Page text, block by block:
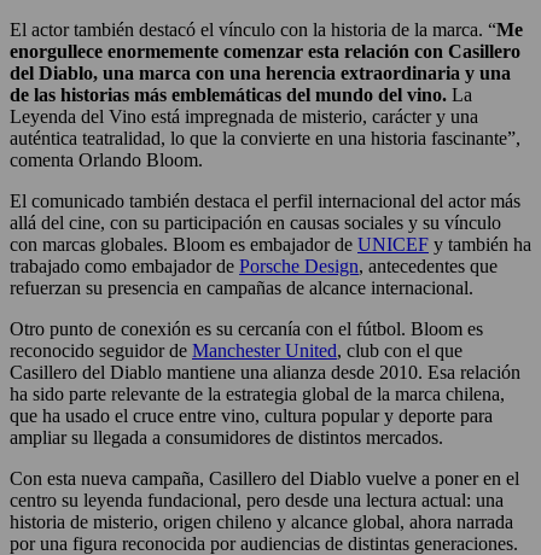
El actor también destacó el vínculo con la historia de la marca. “Me
enorgullece enormemente comenzar esta relación con Casillero
del Diablo, una marca con una herencia extraordinaria y una
de las historias más emblemáticas del mundo del vino. La
Leyenda del Vino está impregnada de misterio, carácter y una
auténtica teatralidad, lo que la convierte en una historia fascinante”,
comenta Orlando Bloom.
El comunicado también destaca el perfil internacional del actor más
allá del cine, con su participación en causas sociales y su vínculo
con marcas globales. Bloom es embajador de UNICEF y también ha
trabajado como embajador de Porsche Design, antecedentes que
refuerzan su presencia en campañas de alcance internacional.
Otro punto de conexión es su cercanía con el fútbol. Bloom es
reconocido seguidor de Manchester United, club con el que
Casillero del Diablo mantiene una alianza desde 2010. Esa relación
ha sido parte relevante de la estrategia global de la marca chilena,
que ha usado el cruce entre vino, cultura popular y deporte para
ampliar su llegada a consumidores de distintos mercados.
Con esta nueva campaña, Casillero del Diablo vuelve a poner en el
centro su leyenda fundacional, pero desde una lectura actual: una
historia de misterio, origen chileno y alcance global, ahora narrada
por una figura reconocida por audiencias de distintas generaciones.